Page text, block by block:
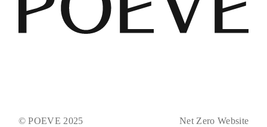
© POEVE 2025 Net Zero Website